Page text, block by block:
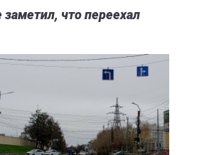
что переехал